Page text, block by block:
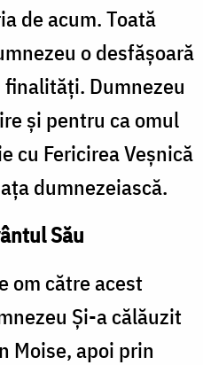
de acum. Toată
o desfăşoară
Dumnezeu
şi pentru ca omul
cu Fericirea Veşnică
dumnezeiască.
Său
om către acest
Şi-a călăuzit
Moise, apoi prin